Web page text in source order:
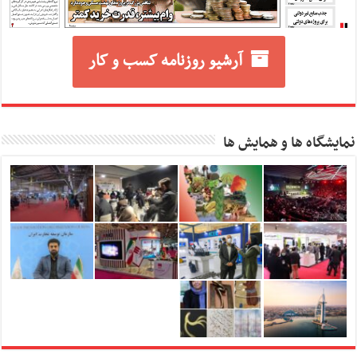
آرشیو روزنامه کسب و کار
نمایشگاه ها و همایش ها